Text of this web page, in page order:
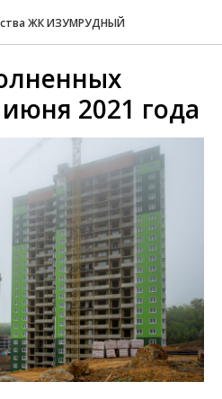
ЖК ИЗУМРУДНЫЙ
2021 года